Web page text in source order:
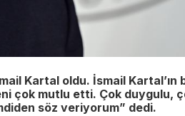
Kartal oldu. İsmail Kartal’ın
çok mutlu etti. Çok duygulu,
söz veriyorum” dedi.